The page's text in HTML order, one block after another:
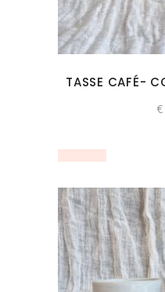
TASSE CAFÉ-
€